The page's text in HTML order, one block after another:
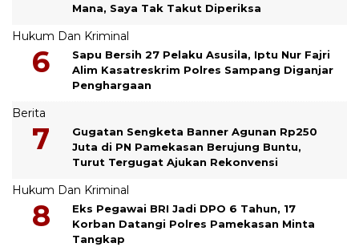
Mana, Saya Tak Takut Diperiksa
Hukum Dan Kriminal
Sapu Bersih 27 Pelaku Asusila, Iptu Nur Fajri
Alim Kasatreskrim Polres Sampang Diganjar
Penghargaan
Berita
Gugatan Sengketa Banner Agunan Rp250
Juta di PN Pamekasan Berujung Buntu,
Turut Tergugat Ajukan Rekonvensi
Hukum Dan Kriminal
Eks Pegawai BRI Jadi DPO 6 Tahun, 17
Korban Datangi Polres Pamekasan Minta
Tangkap